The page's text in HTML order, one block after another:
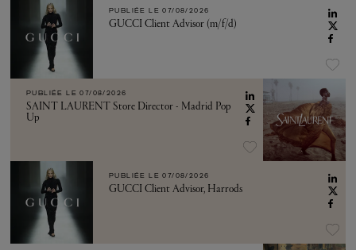
PUBLIÉE LE 07/08/2026
GUCCI Client Advisor (m/f/d)
PUBLIÉE LE 07/08/2026
SAINT LAURENT Store Director - Madrid Pop
Up
PUBLIÉE LE 07/08/2026
GUCCI Client Advisor, Harrods